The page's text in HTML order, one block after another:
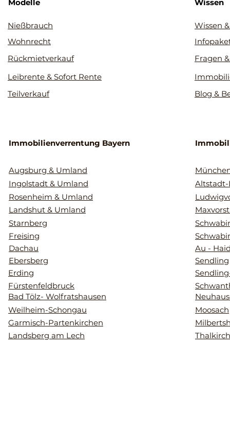
Modelle
Nießbrauch
Wohnrecht
Rückmietverkauf
Leibrente & Sofort Rente
Teilverkauf
Immobilienverrentung Bayern
Augsburg & Umland
Ingolstadt & Umland
Rosenheim & Umland
Landshut & Umland
Starnberg
Freising
Dachau
Ebersberg
Erding
Fürstenfeldbruck
Bad Tölz- Wolfratshausen
Weilheim-Schongau
Garmisch-Partenkirchen
Landsberg am Lech
Wissen
Wissen
Fragen
Blog &
Altstadt-
Au -
Sendling
Moosach